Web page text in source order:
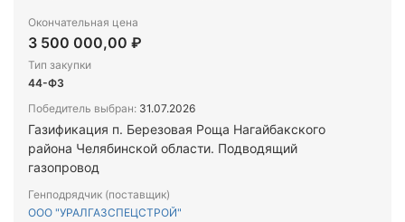
Окончательная цена
3 500 000,00 ₽
Тип закупки
44-ФЗ
Победитель выбран: 31.07.2026
Газификация п. Березовая Роща Нагайбакского
района Челябинской области. Подводящий
газопровод
Генподрядчик (поставщик)
ООО "УРАЛГАЗСПЕЦСТРОЙ"